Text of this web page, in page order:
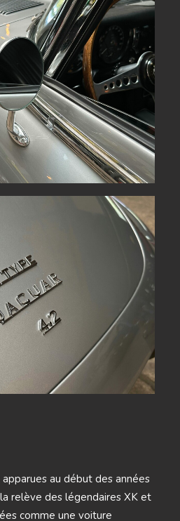
au début des années
relève des légendaires XK et
comme une voiture